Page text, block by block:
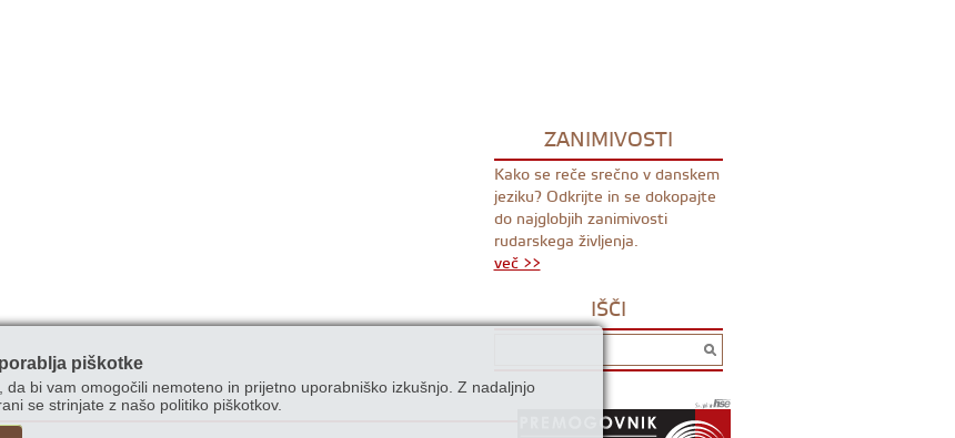
piškotke
da bi vam omogočili nemoteno in prijetno uporabniško izkušnjo. Z nadaljnjo
se strinjate z našo politiko piškotkov.
ZANIMIVOSTI
Kako se reče srečno v danskem
jeziku? Odkrijte in se dokopajte
do najglobjih zanimivosti
rudarskega življenja.
več >>
IŠČI